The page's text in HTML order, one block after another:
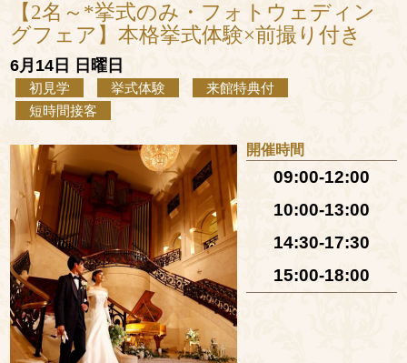
【2名～*挙式のみ・フォトウェディン
グフェア】本格挙式体験×前撮り付き
6月14日 日曜日
初見学 挙式体験
来館特典付
短時間接客
開催時間
09:00-12:00
10:00-13:00
14:30-17:30
15:00-18:00